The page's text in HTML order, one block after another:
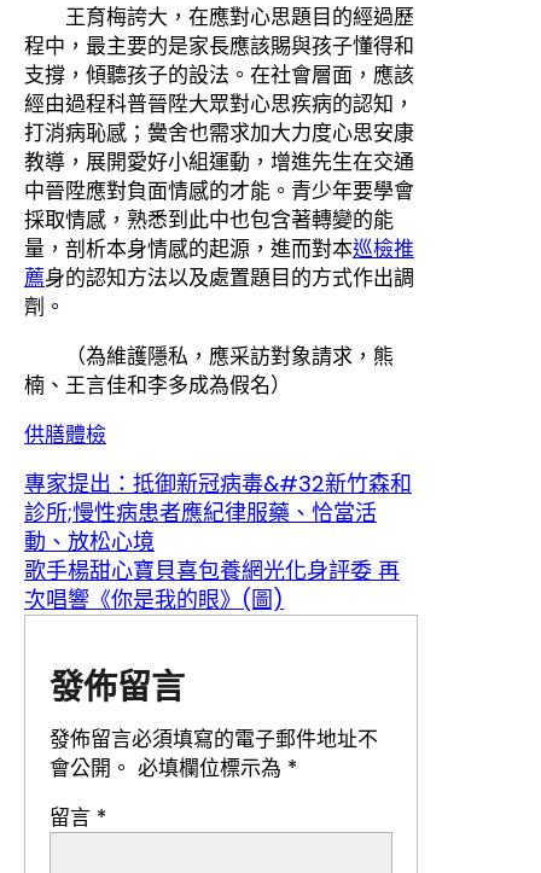
王育梅誇大，在應對心思題目的經過歷
程中，最主要的是家長應該賜與孩子懂得和
支撐，傾聽孩子的設法。在社會層面，應該
經由過程科普晉陞大眾對心思疾病的認知，
打消病恥感；黌舍也需求加大力度心思安康
教導，展開愛好小組運動，增進先生在交通
中晉陞應對負面情感的才能。青少年要學會
採取情感，熟悉到此中也包含著轉變的能
量，剖析本身情感的起源，進而對本巡檢推
薦身的認知方法以及處置題目的方式作出調
劑。
（為維護隱私，應采訪對象請求，熊
楠、王言佳和李多成為假名）
供膳體檢
專家提出：抵御新冠病毒&#32新竹森和
診所;慢性病患者應紀律服藥、恰當活
動、放松心境
歌手楊甜心寶貝喜包養網光化身評委 再
次唱響《你是我的眼》(圖)
發佈留言
發佈留言必須填寫的電子郵件地址不
會公開。 必填欄位標示為 *
留言 *